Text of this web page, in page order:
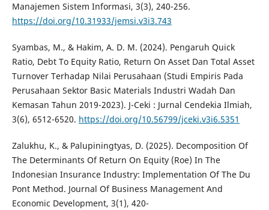
Manajemen Sistem Informasi, 3(3), 240-256.
https://doi.org/10.31933/jemsi.v3i3.743
Syambas, M., & Hakim, A. D. M. (2024). Pengaruh Quick
Ratio, Debt To Equity Ratio, Return On Asset Dan Total Asset
Turnover Terhadap Nilai Perusahaan (Studi Empiris Pada
Perusahaan Sektor Basic Materials Industri Wadah Dan
Kemasan Tahun 2019-2023). J-Ceki : Jurnal Cendekia Ilmiah,
3(6), 6512-6520. https://doi.org/10.56799/jceki.v3i6.5351
Zalukhu, K., & Palupiningtyas, D. (2025). Decomposition Of
The Determinants Of Return On Equity (Roe) In The
Indonesian Insurance Industry: Implementation Of The Du
Pont Method. Journal Of Business Management And
Economic Development, 3(1), 420-